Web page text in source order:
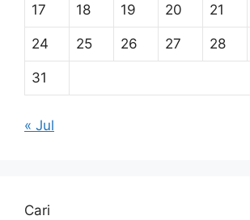
17 18 19 20 21
24 25 26 27 28
31
« Jul
Cari